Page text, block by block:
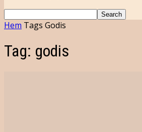
Hem Tags Godis
Tag: godis